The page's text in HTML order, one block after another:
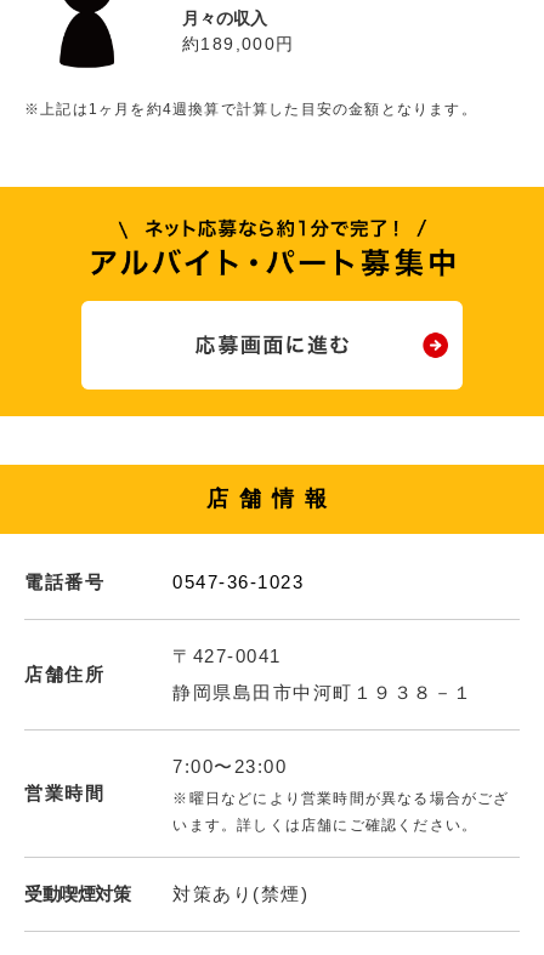
月々の収入
約189,000円
※上記は1ヶ月を約4週換算で計算した目安の金額となります。
店舗情報
電話番号 0547-36-1023
店舗住所
〒427-0041
静岡県島田市中河町１９３８－１
営業時間
7:00〜23:00
※曜日などにより営業時間が異なる場合がござ
います。詳しくは店舗にご確認ください。
受動喫煙対策 対策あり(禁煙)